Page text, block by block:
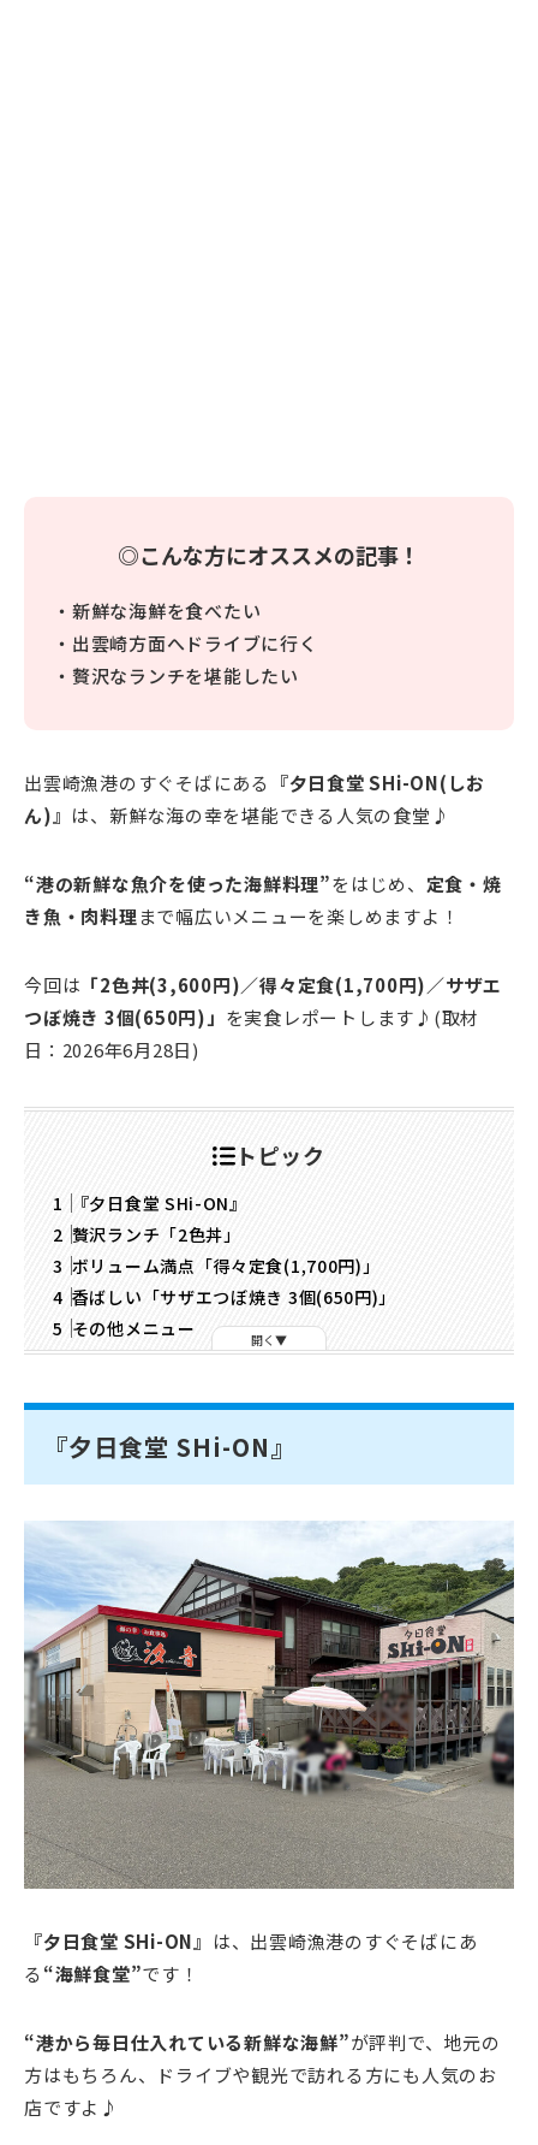
◎こんな方にオススメの記事！
・新鮮な海鮮を食べたい
・出雲崎方面へドライブに行く
・贅沢なランチを堪能したい
出雲崎漁港のすぐそばにある
『夕日食堂 SHi-ON(しお
ん)』 は、新鮮な海の幸を堪能できる人気の食堂♪
“港の新鮮な魚介を使った海鮮料理”をはじめ、 定食・焼
き魚・肉料理まで幅広いメニューを楽しめますよ！
今回は 「2色丼(3,600円)／得々定食(1,700円)／サザエ
つぼ焼き 3個(650円)」 を実食レポートします♪(取材
日：2026年6月28日)
トピック
『夕日食堂 SHi-ON』
贅沢ランチ「2色丼」
ボリューム満点「得々定食(1,700円)」
香ばしい「サザエつぼ焼き 3個(650円)」
その他メニュー
開く
『夕日食堂 SHi-ON』
『夕日食堂 SHi-ON』 は、出雲崎漁港のすぐそばにあ
る “海鮮食堂”です！
“港から毎日仕入れている新鮮な海鮮”が評判で、地元の
方はもちろん、ドライブや観光で訪れる方にも人気のお
店ですよ♪